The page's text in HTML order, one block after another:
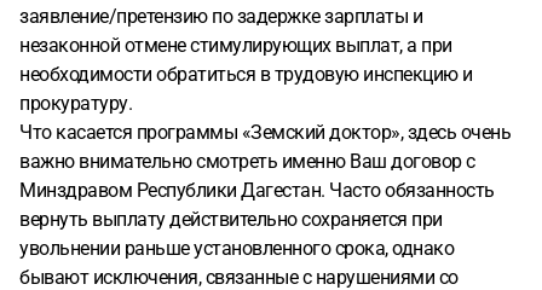
заявление/претензию по задержке зарплаты и
незаконной отмене стимулирующих выплат, а при
необходимости обратиться в трудовую инспекцию и
прокуратуру.
Что касается программы «Земский доктор», здесь очень
важно внимательно смотреть именно Ваш договор с
Минздравом Республики Дагестан. Часто обязанность
вернуть выплату действительно сохраняется при
увольнении раньше установленного срока, однако
бывают исключения, связанные с нарушениями со